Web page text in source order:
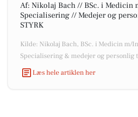
Af: Nikolaj Bach // BSc. i Medicin
Specialisering // Medejer og
STYRK
Kilde: Nikolaj Bach, BSc. i Medicin m/
Specialisering & medejer og personlig
Læs hele artiklen her